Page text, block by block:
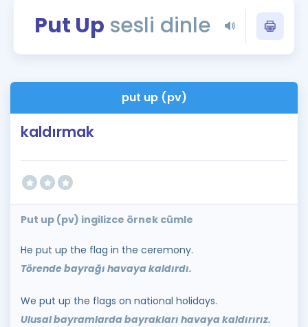
Rehberlik Aracı
Blog
İngilizce Gramer
Put Up sesli dinle
put up (pv)
kaldırmak
Put up (pv) ingilizce örnek cümle
He put up the flag in the ceremony.
Törende bayrağı havaya kaldırdı.
We put up the flags on national holidays.
Ulusal bayramlarda bayrakları havaya kaldırırız.